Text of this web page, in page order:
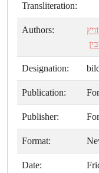
Transliteration:
Authors:
Designation:
Publication:
Publisher:
Format:
Date: